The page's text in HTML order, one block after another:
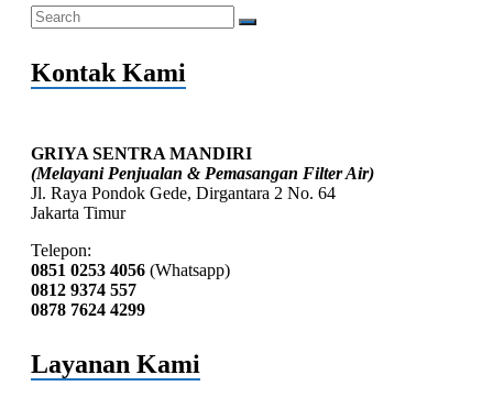
Kontak Kami
GRIYA SENTRA MANDIRI
(Melayani Penjualan & Pemasangan Filter Air)
Jl. Raya Pondok Gede, Dirgantara 2 No. 64
Jakarta Timur
Telepon:
0851 0253 4056 (Whatsapp)
0812 9374 557
0878 7624 4299
Layanan Kami